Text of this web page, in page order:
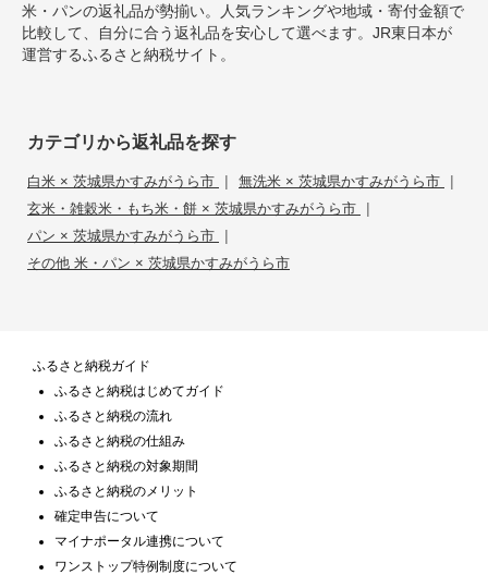
米・パンの返礼品が勢揃い。人気ランキングや地域・寄付金額で
比較して、自分に合う返礼品を安心して選べます。JR東日本が
運営するふるさと納税サイト。
カテゴリから返礼品を探す
白米 × 茨城県かすみがうら市 | 無洗米 × 茨城県かすみがうら市 |
玄米・雑穀米・もち米・餅 × 茨城県かすみがうら市 |
パン × 茨城県かすみがうら市 |
その他 米・パン × 茨城県かすみがうら市
ふるさと納税ガイド
ふるさと納税はじめてガイド
ふるさと納税の流れ
ふるさと納税の仕組み
ふるさと納税の対象期間
ふるさと納税のメリット
確定申告について
マイナポータル連携について
ワンストップ特例制度について